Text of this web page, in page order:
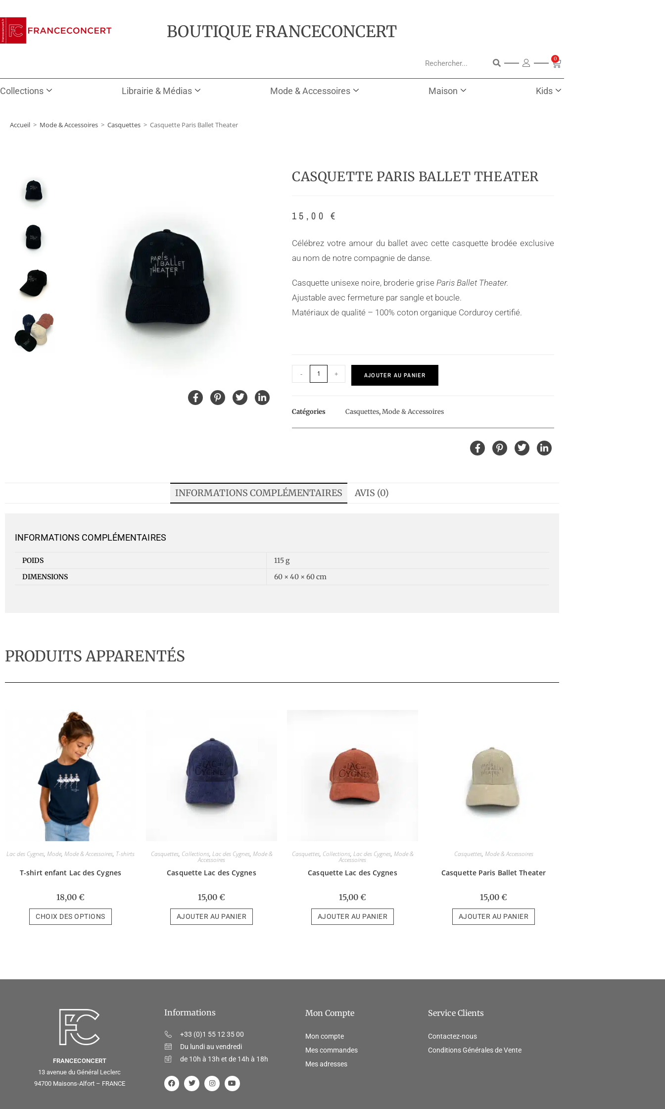
BOUTIQUE FRANCECONCERT
0
Collections Librairie & Médias Mode & Accessoires Maison Kids
Accueil > Mode & Accessoires > Casquettes > Casquette Paris Ballet Theater
CASQUETTE PARIS BALLET THEATER
15,00€
Célébrez votre amour du ballet avec cette casquette brodée exclusive
au nom de notre compagnie de danse.
Casquette unisexe noire, broderie grise Paris Ballet Theater.
Ajustable avec fermeture par sangle et boucle.
Matériaux de qualité – 100% coton organique Corduroy certifié.
- + AJOUTER AU PANIER
Catégories Casquettes,Mode & Accessoires
INFORMATIONS COMPLÉMENTAIRES AVIS (0)
INFORMATIONS COMPLÉMENTAIRES
POIDS
115 g
DIMENSIONS
60 × 40 × 60 cm
PRODUITS APPARENTÉS
Lac des Cygnes, Mode, Mode & Accessoires, T-shirts
T-shirt enfant Lac des Cygnes
18,00 €
CHOIX DES OPTIONS
Casquettes, Collections, Lac des Cygnes, Mode &
Accessoires
Casquette Lac des Cygnes
15,00 €
AJOUTER AU PANIER
Casquettes, Collections, Lac des Cygnes, Mode &
Accessoires
Casquette Lac des Cygnes
15,00 €
AJOUTER AU PANIER
Casquettes, Mode & Accessoires
Casquette Paris Ballet Theater
15,00 €
AJOUTER AU PANIER
FRANCECONCERT
13 avenue du Général Leclerc
94700 Maisons-Alfort – FRANCE
Informations
+33 (0)1 55 12 35 00
Du lundi au vendredi
de 10h à 13h et de 14h à 18h
Mon Compte
Mon compte
Mes commandes
Mes adresses
Service Clients
Contactez-nous
Conditions Générales de Vente